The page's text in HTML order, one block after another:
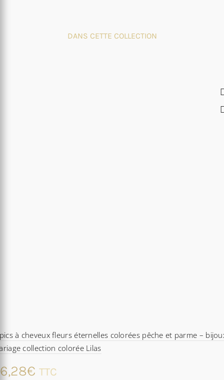
DANS CETTE COLLECTION
à cheveux fleurs éternelles colorées pêche et parme –
collection colorée Lilas
€ TTC